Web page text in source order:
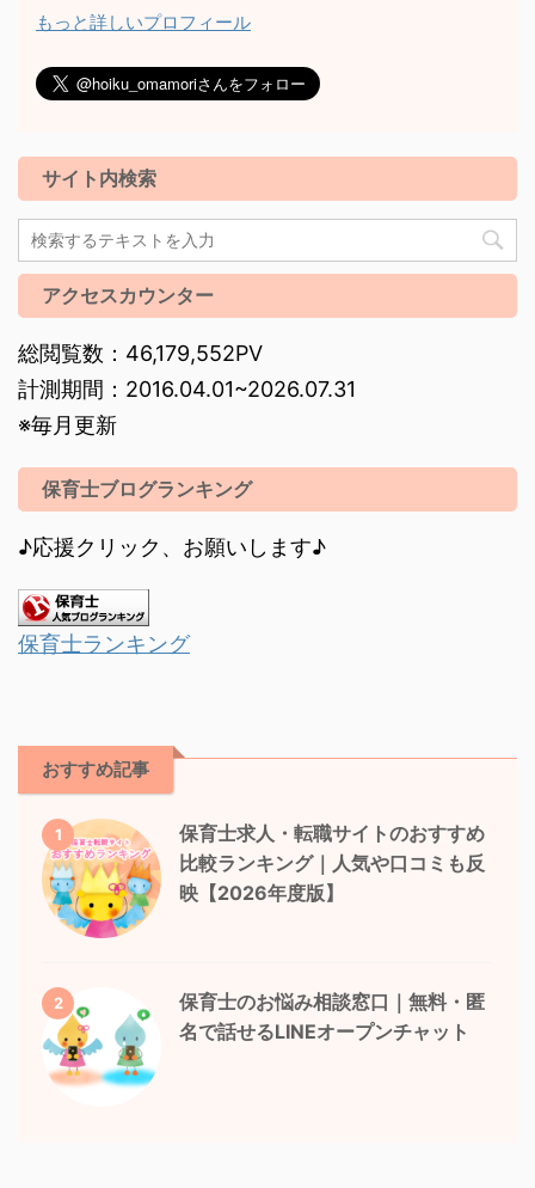
もっと詳しいプロフィール
サイト内検索
アクセスカウンター
総閲覧数：46,179,552PV
計測期間：2016.04.01~2026.07.31
※毎月更新
保育士ブログランキング
♪応援クリック、お願いします♪
保育士ランキング
おすすめ記事
1
保育士求人・転職サイトのおすすめ
比較ランキング｜人気や口コミも反
映【2026年度版】
2
保育士のお悩み相談窓口｜無料・匿
名で話せるLINEオープンチャット